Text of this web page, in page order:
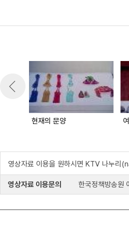
현재의 문양
영상자료 이용을 원하시면 KTV 나누리
영상자료 이용문의 한국정책방송